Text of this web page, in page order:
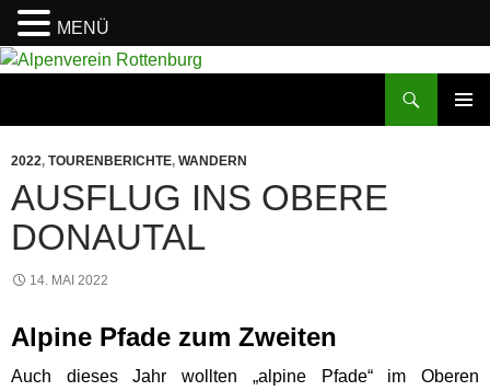
Zum
2022, TOURENBERICHTE, WANDERN
AUSFLUG INS OBERE
DONAUTAL
14. MAI 2022
Alpine Pfade zum Zweiten
Auch dieses Jahr wollten „alpine Pfade“ im Oberen
MENÜ